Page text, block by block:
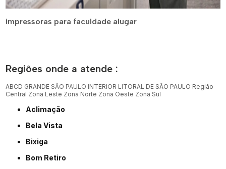
impressoras para faculdade alugar
Regiões onde a atende :
ABCD GRANDE SÃO PAULO INTERIOR LITORAL DE SÃO PAULO Região
Central Zona Leste Zona Norte Zona Oeste Zona Sul
Aclimação
Bela Vista
Bixiga
Bom Retiro